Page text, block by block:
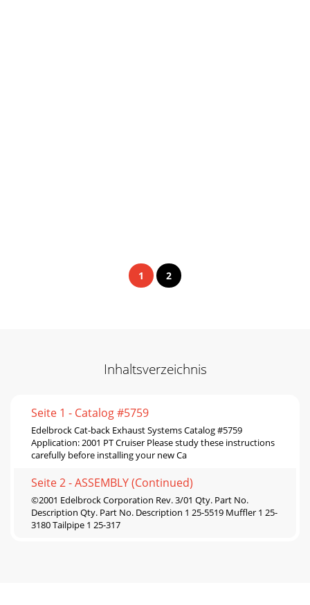
1 2
Inhaltsverzeichnis
Seite 1 - Catalog #5759
Edelbrock Cat-back Exhaust Systems Catalog #5759
Application: 2001 PT Cruiser Please study these instructions
carefully before installing your new Ca
Seite 2 - ASSEMBLY (Continued)
©2001 Edelbrock Corporation Rev. 3/01 Qty. Part No.
Description Qty. Part No. Description 1 25-5519 Muffler 1 25-
3180 Tailpipe 1 25-317